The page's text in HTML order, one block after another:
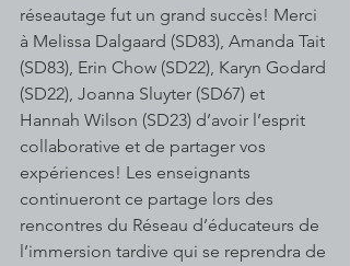
réseautage fut un grand succès! Merci
à Melissa Dalgaard (SD83), Amanda Tait
(SD83), Erin Chow (SD22), Karyn Godard
(SD22), Joanna Sluyter (SD67) et
Hannah Wilson (SD23) d’avoir l’esprit
collaborative et de partager vos
expériences! Les enseignants
continueront ce partage lors des
rencontres du Réseau d’éducateurs de
l’immersion tardive qui se reprendra de